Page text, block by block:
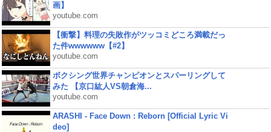
画】
youtube.com
【衝撃】料理の失敗作がツッコミどころ満載だっ
た件wwwwww【#2】
youtube.com
ボクシング世界チャンピオンとスパーリングして
みた 【京口紘人VS朝倉海...
youtube.com
ARASHI - Face Down : Reborn [Official Lyric Vi
deo]